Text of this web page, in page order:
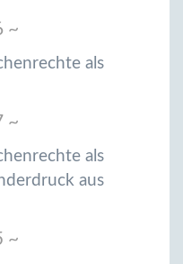
~
als
~
als
aus
~